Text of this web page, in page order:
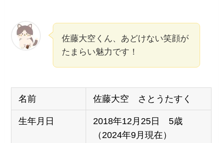
佐藤大空くん、あどけない笑顔が
たまらい魅力です！
名前 佐藤大空 さとうたすく
生年月日
2018年12月25日 5歳
（2024年9月現在）